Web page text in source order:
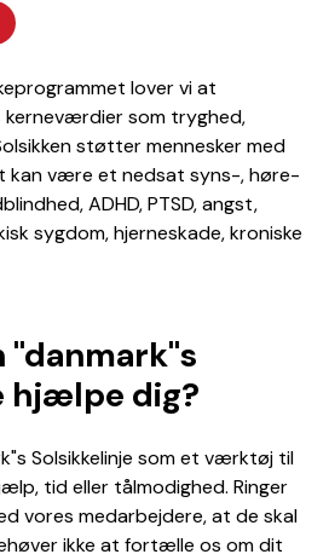
lover vi at
kerneværdier som tryghed,
støtter mennesker med
kan være et nedsat syns-, høre-
ADHD, PTSD, angst,
sygdom, hjerneskade, kroniske
"danmark"s
hjælpe dig?
Solsikkelinje som et værktøj til
tid eller tålmodighed. Ringer
vores medarbejdere, at de skal
ikke at fortælle os om dit